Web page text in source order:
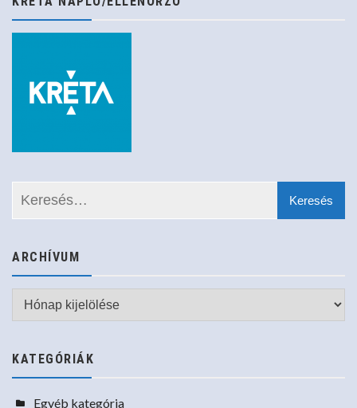
ARCHÍVUM
Archívum
KATEGÓRIÁK
Egyéb kategória